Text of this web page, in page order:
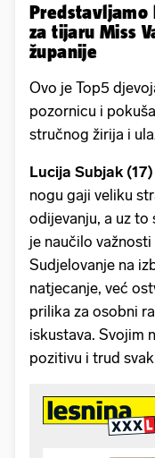
Predstavljamo
za tijaru Miss
županije
Ovo je Top5
pozornicu i
stručnog žirija i
Lucija Subjak (17)
nogu gaji veliku
odijevanju, a uz
je naučilo
Sudjelovanje na
natjecanje, već
prilika za osobni
iskustava. Svojim
pozitivu i trud